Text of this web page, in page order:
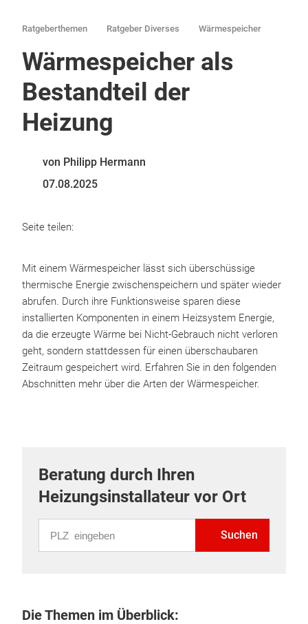
Ratgeberthemen Ratgeber Diverses Wärmespeicher
Wärmespeicher als
Bestandteil der
Heizung
von Philipp Hermann
07.08.2025
Seite teilen:
Mit einem Wärmespeicher lässt sich überschüssige
thermische Energie zwischenspeichern und später wieder
abrufen. Durch ihre Funktionsweise sparen diese
installierten Komponenten in einem Heizsystem Energie,
da die erzeugte Wärme bei Nicht-Gebrauch nicht verloren
geht, sondern stattdessen für einen überschaubaren
Zeitraum gespeichert wird. Erfahren Sie in den folgenden
Abschnitten mehr über die Arten der Wärmespeicher.
Beratung durch Ihren
Heizungsinstallateur vor Ort
Suchen
Die Themen im Überblick: